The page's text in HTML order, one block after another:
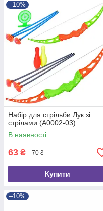
–10%
Набір для стрільби Лук зі
стрілами (A0002-03)
В наявності
63 ₴ 70 ₴
Купити
–10%